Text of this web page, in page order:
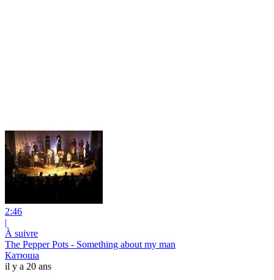
2:46
|
À suivre
The Pepper Pots - Something about my man
Катюша
il y a 20 ans